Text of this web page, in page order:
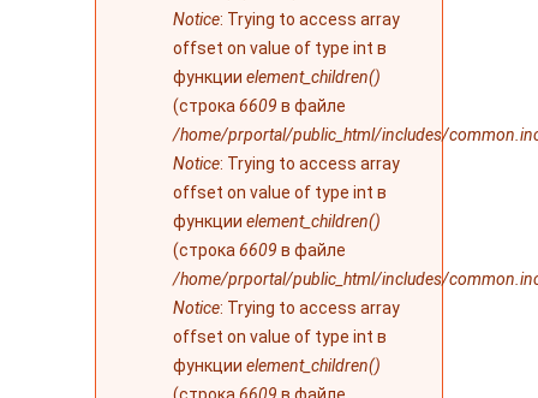
Notice: Trying to access array
offset on value of type int в
функции element_children()
(строка 6609 в файле
/home/prportal/public_html/includes/
Notice: Trying to access array
offset on value of type int в
функции element_children()
(строка 6609 в файле
/home/prportal/public_html/includes/
Notice: Trying to access array
offset on value of type int в
функции element_children()